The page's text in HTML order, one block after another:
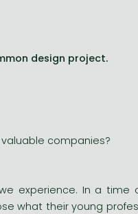
design project.
companies?
experience. In a time
what their young